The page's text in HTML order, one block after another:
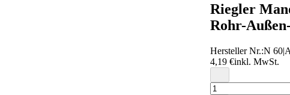
Riegler
Rohr-
Hersteller Nr.:N 60|
4,19 €inkl. MwSt.